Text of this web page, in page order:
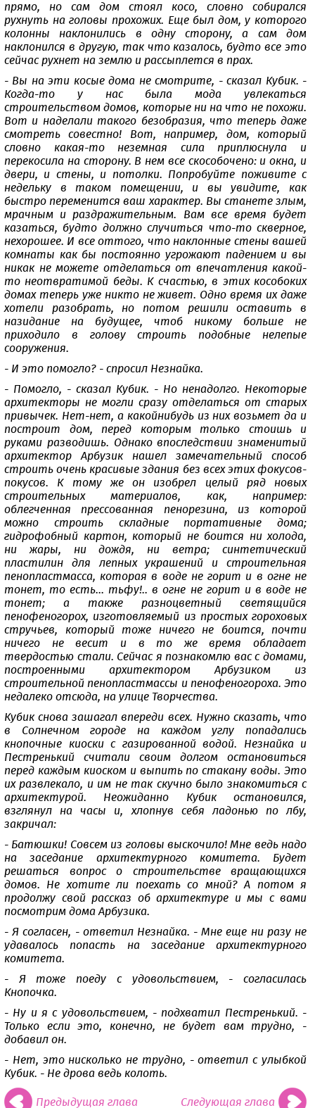
прямо, но сам дом стоял косо, словно собирался
рухнуть на головы прохожих. Еще был дом, у которого
колонны наклонились в одну сторону, а сам дом
наклонился в другую, так что казалось, будто все это
сейчас рухнет на землю и рассыплется в прах.
- Вы на эти косые дома не смотрите, - сказал Кубик. -
Когда-то у нас была мода увлекаться
строительством домов, которые ни на что не похожи.
Вот и наделали такого безобразия, что теперь даже
смотреть совестно! Вот, например, дом, который
словно какая-то неземная сила приплюснула и
перекосила на сторону. В нем все скособочено: и окна, и
двери, и стены, и потолки. Попробуйте поживите с
недельку в таком помещении, и вы увидите, как
быстро переменится ваш характер. Вы станете злым,
мрачным и раздражительным. Вам все время будет
казаться, будто должно случиться что-то скверное,
нехорошее. И все оттого, что наклонные стены вашей
комнаты как бы постоянно угрожают падением и вы
никак не можете отделаться от впечатления какой-
то неотвратимой беды. К счастью, в этих кособоких
домах теперь уже никто не живет. Одно время их даже
хотели разобрать, но потом решили оставить в
назидание на будущее, чтоб никому больше не
приходило в голову строить подобные нелепые
сооружения.
- И это помогло? - спросил Незнайка.
- Помогло, - сказал Кубик. - Но ненадолго. Некоторые
архитекторы не могли сразу отделаться от старых
привычек. Нет-нет, а какойнибудь из них возьмет да и
построит дом, перед которым только стоишь и
руками разводишь. Однако впоследствии знаменитый
архитектор Арбузик нашел замечательный способ
строить очень красивые здания без всех этих фокусов-
покусов. К тому же он изобрел целый ряд новых
строительных материалов, как, например:
облегченная прессованная пенорезина, из которой
можно строить складные портативные дома;
гидрофобный картон, который не боится ни холода,
ни жары, ни дождя, ни ветра; синтетический
пластилин для лепных украшений и строительная
пенопластмасса, которая в воде не горит и в огне не
тонет, то есть... тьфу!.. в огне не горит и в воде не
тонет; а также разноцветный светящийся
пенофеногорох, изготовляемый из простых гороховых
стручьев, который тоже ничего не боится, почти
ничего не весит и в то же время обладает
твердостью стали. Сейчас я познакомлю вас с домами,
построенными архитектором Арбузиком из
строительной пенопластмассы и пенофеногороха. Это
недалеко отсюда, на улице Творчества.
Кубик снова зашагал впереди всех. Нужно сказать, что
в Солнечном городе на каждом углу попадались
кнопочные киоски с газированной водой. Незнайка и
Пестренький считали своим долгом остановиться
перед каждым киоском и выпить по стакану воды. Это
их развлекало, и им не так скучно было знакомиться с
архитектурой. Неожиданно Кубик остановился,
взглянул на часы и, хлопнув себя ладонью по лбу,
закричал:
- Батюшки! Совсем из головы выскочило! Мне ведь надо
на заседание архитектурного комитета. Будет
решаться вопрос о строительстве вращающихся
домов. Не хотите ли поехать со мной? А потом я
продолжу свой рассказ об архитектуре и мы с вами
посмотрим дома Арбузика.
- Я согласен, - ответил Незнайка. - Мне еще ни разу не
удавалось попасть на заседание архитектурного
комитета.
- Я тоже поеду с удовольствием, - согласилась
Кнопочка.
- Ну и я с удовольствием, - подхватил Пестренький. -
Только если это, конечно, не будет вам трудно, -
добавил он.
- Нет, это нисколько не трудно, - ответил с улыбкой
Кубик. - Не дрова ведь колоть.
Предыдущая глава Следующая глава